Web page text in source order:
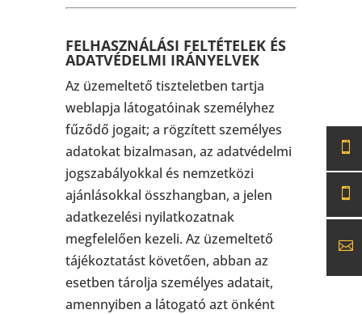
FELHASZNÁLÁSI FELTÉTELEK ÉS
ADATVÉDELMI IRÁNYELVEK
Az üzemeltető tiszteletben tartja
weblapja látogatóinak személyhez
fűződő jogait; a rögzített személyes
adatokat bizalmasan, az adatvédelmi
jogszabályokkal és nemzetközi
ajánlásokkal összhangban, a jelen
adatkezelési nyilatkozatnak
megfelelően kezeli. Az üzemeltető
tájékoztatást követően, abban az
esetben tárolja személyes adatait,
amennyiben a látogató azt önként